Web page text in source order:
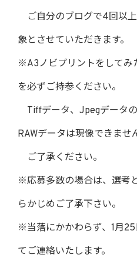
ご自分のブログで4回以
象とさせていただきます。
※A3ノビプリントをしてみ
を必ずご持参ください。
Tiffデータ、Jpegデータの
RAWデータは現像できませ
ご了承ください。
※応募多数の場合は、選考
らかじめご了承下さい。
※当落にかかわらず、1月
てご連絡いたします。